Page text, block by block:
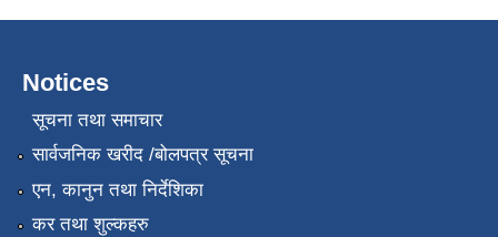
Notices
सूचना तथा समाचार
सार्वजनिक खरीद /बोलपत्र सूचना
एन, कानुन तथा निर्देशिका
कर तथा शुल्कहरु